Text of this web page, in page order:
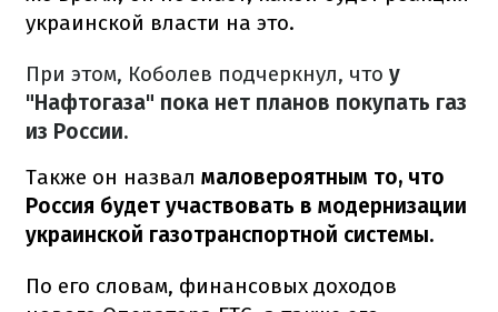
украинской власти на это.
При этом, Коболев подчеркнул, что у
"Нафтогаза" пока нет планов покупать газ
из России.
Также он назвал маловероятным то, что
Россия будет участвовать в модернизации
украинской газотранспортной системы.
По его словам, финансовых доходов